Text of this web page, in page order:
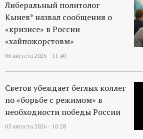
р
т
а
л
Либеральный политолог
Кынев* назвал сообщения о
«кризисе» в России
«хайпожорстовм»
06 августа 2026 - 11:40
Светов убеждает беглых коллег
по «борьбе с режимом» в
необходиости победы России
05 августа 2026 - 10:28